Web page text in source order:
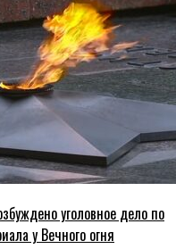
уголовное дело по
у Вечного огня